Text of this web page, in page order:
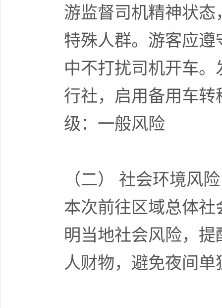
游监督司机精神状
特殊人群。游客应
中不打扰司机开车
行社，启用备用车
级：一般风险
（二） 社会环境风险
本次前往区域总体
明当地社会风险，
人财物，避免夜间